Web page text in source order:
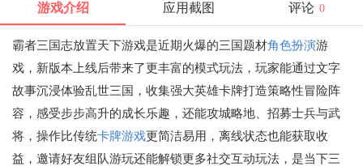
游戏介绍 应用截图 评论 0
霸者三国志放置天下游戏是近期火爆的三国题材角色扮演游
戏，新版本上线后带来了更丰富的模式玩法，玩家能通过文字
故事沉浸体验乱世三国，收集强大英雄卡牌打造策略性冒险阵
容，感受步步高升的成长乐趣，还能攻城略地、招募士兵与武
将，操作比传统卡牌游戏更简洁易用，离线状态也能获取收
益，邀请好友组队游玩还能解锁更多社交互动玩法，是当下三